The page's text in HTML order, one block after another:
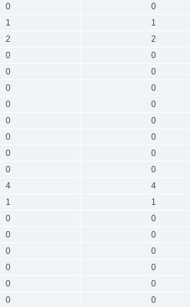
0 0
1 1
2 2
0 0
0 0
0 0
0 0
0 0
0 0
0 0
0 0
4 4
1 1
0 0
0 0
0 0
0 0
0 0
0 0